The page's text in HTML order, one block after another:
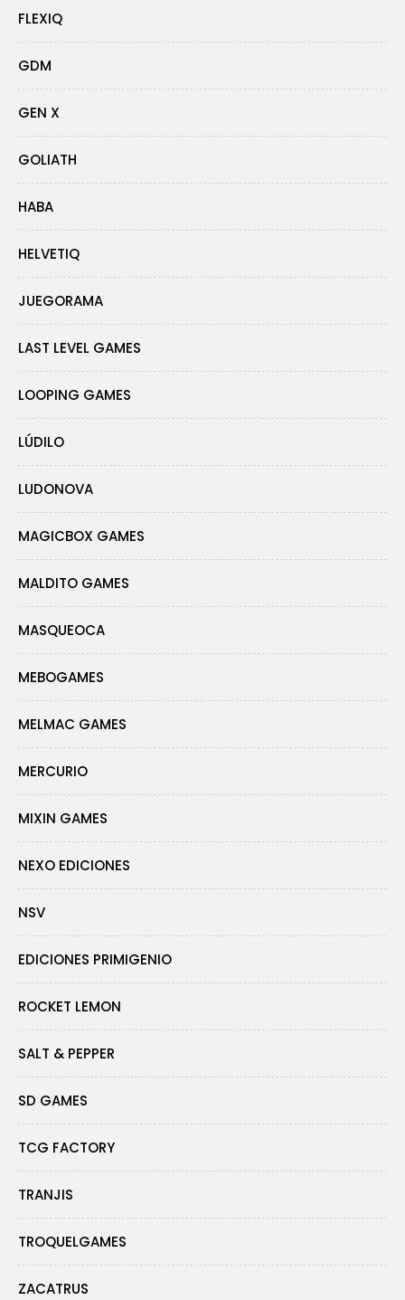
FLEXIQ
GDM
GEN X
GOLIATH
HABA
HELVETIQ
JUEGORAMA
LAST LEVEL GAMES
LOOPING GAMES
LÚDILO
LUDONOVA
MAGICBOX GAMES
MALDITO GAMES
MASQUEOCA
MEBOGAMES
MELMAC GAMES
MERCURIO
MIXIN GAMES
NEXO EDICIONES
NSV
EDICIONES PRIMIGENIO
ROCKET LEMON
SALT & PEPPER
SD GAMES
TCG FACTORY
TRANJIS
TROQUELGAMES
ZACATRUS